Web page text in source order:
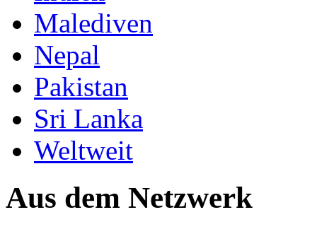
Malediven
Nepal
Pakistan
Sri Lanka
Weltweit
Aus dem Netzwerk